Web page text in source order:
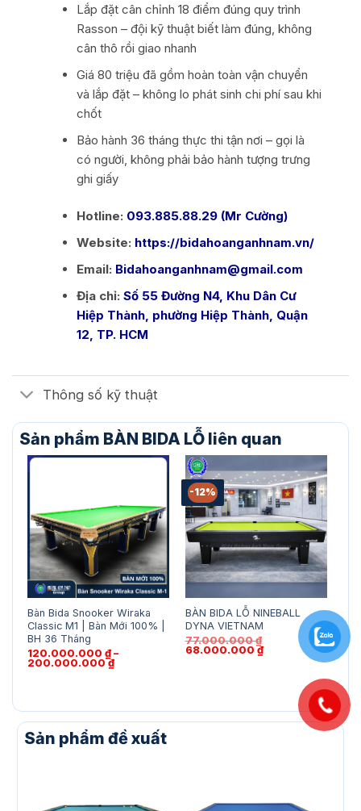
Lắp đặt cân chỉnh 18 điểm đúng quy trình
Rasson – đội kỹ thuật biết làm đúng, không
cân thô rồi giao nhanh
Giá 80 triệu đã gồm hoàn toàn vận chuyển
và lắp đặt – không lo phát sinh chi phí sau khi
chốt
Bảo hành 36 tháng thực thi tận nơi – gọi là
có người, không phải bảo hành tượng trưng
ghi giấy
Hotline: 093.885.88.29 (Mr Cường)
Website: https://bidahoanganhnam.vn/
Email: Bidahoanganhnam@gmail.com
Địa chỉ: Số 55 Đường N4, Khu Dân Cư
Hiệp Thành, phường Hiệp Thành, Quận
12, TP. HCM
Thông số kỹ thuật
Sản phẩm BÀN BIDA LỖ liên quan
Bàn Bida Snooker Wiraka
Classic M1 | Bàn Mới 100% |
BH 36 Tháng
120.000.000 ₫ –
200.000.000₫Khoảng
giá:
200.000.000 ₫
-12%
BÀN BIDA LỖ NINEBALL
DYNA VIETNAM
77.000.000₫
Giá
68.000.000₫Giá
hiện
68.000.000 ₫.
Sản phẩm đề xuất